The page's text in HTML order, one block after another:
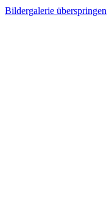
Bildergalerie überspringen